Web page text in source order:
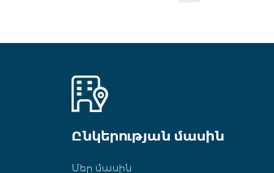
Ընկերության մասին
Մեր մասին